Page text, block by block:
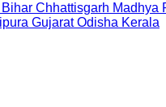
Bihar Chhattisgarh Madhya
Gujarat Odisha Kerala